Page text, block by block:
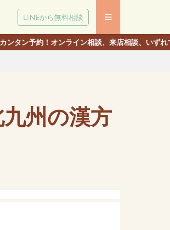
LINEから無料相談
イン相談、来店相談、いずれでも相談いただけま
州の漢方